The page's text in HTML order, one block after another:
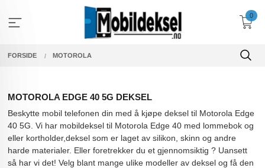
innholdet
0
FORSIDE MOTOROLA
MOTOROLA EDGE 40 5G DEKSEL
Beskytte mobil telefonen din med å kjøpe deksel til Motorola Edge
40 5G. Vi har mobildeksel til Motorola Edge 40 med lommebok og
eller kortholder,deksel som er laget av silikon, skinn og andre
harde materialer. Eller foretrekker du et gjennomsiktig ? Uansett
så har vi det! Velg blant mange ulike modeller av deksel og få den